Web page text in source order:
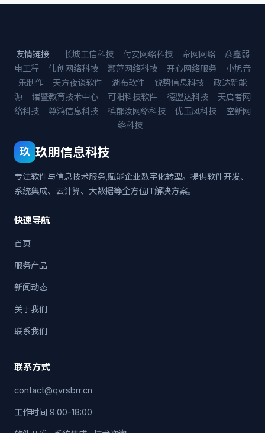
友情链接: 长城工信科技 付安网络科技 帝网网络
彦鑫弱
电工程
伟创网络科技 灏萍网络科技 开心网络服务
小旭音
乐制作
天方夜谈软件 湖布软件 锐势信息科技
政达新能
源
诸暨教育技术中心 可阳科技软件 德盟达科技
天启者网
络科技
尊鸿信息科技 槟郁汝网络科技 优玉凤科技
空新网
络科技
玖 玖朋信息科技
专注软件与信息技术服务,赋能企业数字化转型。提供软件开发、
系统集成、云计算、大数据等全方位IT解决方案。
快速导航
首页
服务产品
新闻动态
关于我们
联系我们
联系方式
contact@qvrsbrr.cn
工作时间 9:00-18:00